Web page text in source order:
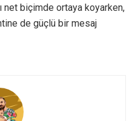
biçimde ortaya koyarken,
de güçlü bir mesaj